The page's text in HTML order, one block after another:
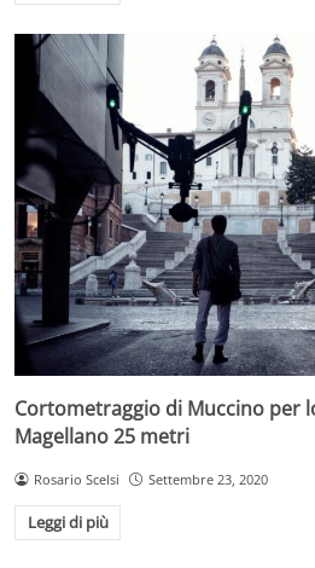
Cortometraggio di Muccino per
Magellano 25 metri
Rosario Scelsi Settembre 23, 2020
Leggi di più